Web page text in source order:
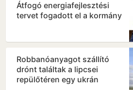
Átfogó energiafejlesztési
tervet fogadott el a kormány
Robbanóanyagot szállító
drónt találtak a lipcsei
repülőtéren egy ukrán